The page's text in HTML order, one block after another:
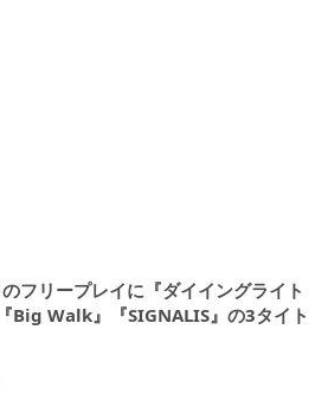
リープレイに『ダイイングライト
Big Walk』『SIGNALIS』の3タイト